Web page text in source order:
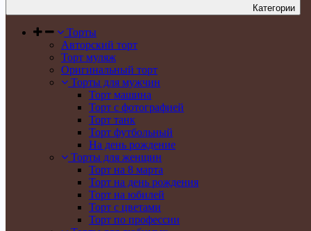
Категории
Торты
Авторский торт
Торт муляж
Оригинальный торт
Торты для мужчин
Торт машина
Торт с фотографией
Торт танк
Торт футбольный
На день рождение
Торты для женщин
Торт на 8 марта
Торт на день рождения
Торт на юбилей
Торт с цветами
Торт по профессии